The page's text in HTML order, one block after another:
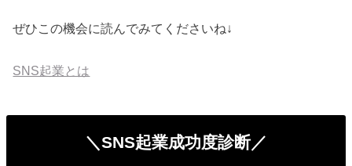
ぜひこの機会に読んでみてくださいね↓
SNS起業とは
＼SNS起業成功度診断／